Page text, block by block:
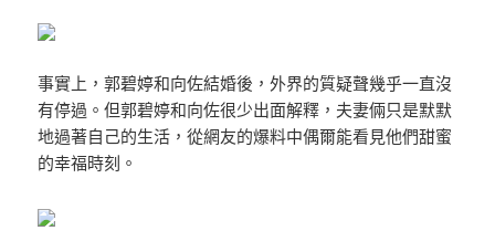
事實上，郭碧婷和向佐結婚後，外界的質疑聲幾乎一直沒
有停過。但郭碧婷和向佐很少出面解釋，夫妻倆只是默默
地過著自己的生活，從網友的爆料中偶爾能看見他們甜蜜
的幸福時刻。